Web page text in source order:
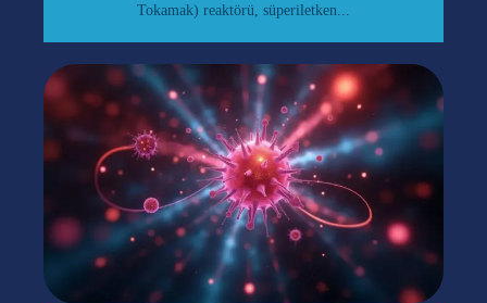
Tokamak) reaktörü, süperiletken...